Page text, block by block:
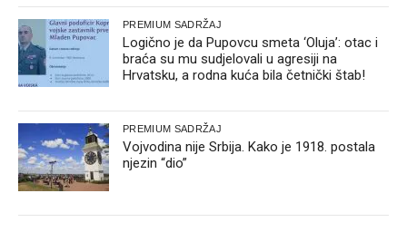
PREMIUM SADRŽAJ
Logično je da Pupovcu smeta ‘Oluja’: otac i
braća su mu sudjelovali u agresiji na
Hrvatsku, a rodna kuća bila četnički štab!
PREMIUM SADRŽAJ
Vojvodina nije Srbija. Kako je 1918. postala
njezin “dio”